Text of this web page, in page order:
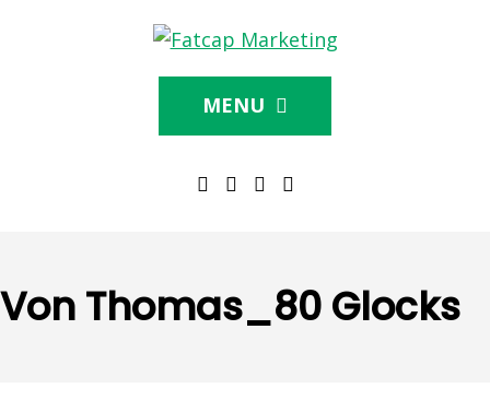
MENU
Von Thomas_80 Glocks